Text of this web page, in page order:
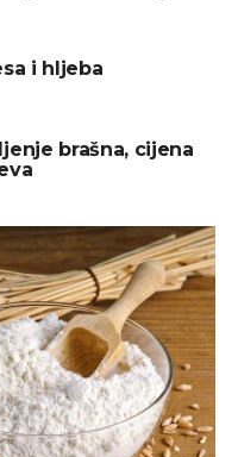
i hljeba
brašna, cijena